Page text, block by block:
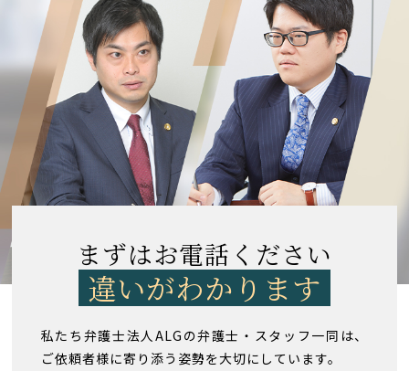
まずはお電話ください
違いがわかります
私たち弁護士法人ALGの弁護士・スタッフ一同は、
ご依頼者様に寄り添う姿勢を大切にしています。